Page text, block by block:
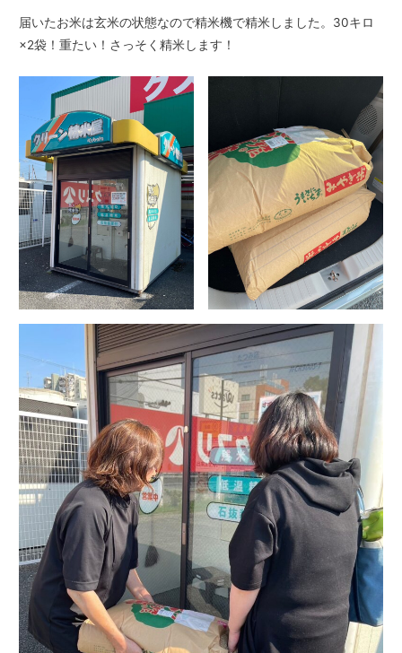
届いたお米は玄米の状態なので精米機で精米しました。30キロ
×2袋！重たい！さっそく精米します！